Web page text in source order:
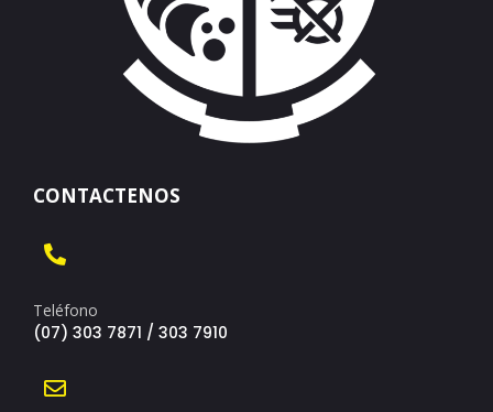
CONTACTENOS
Teléfono
(07) 303 7871 / 303 7910